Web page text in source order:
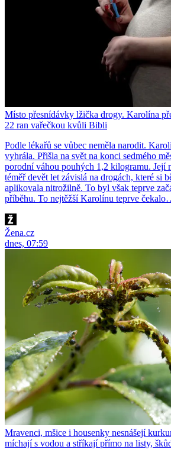
Místo přesnídávky lžička drogy. Karolína
22 ran vařečkou kvůli Bibli
Podle lékařů se vůbec neměla narodit.
vyhrála. Přišla na svět na konci sedmého
porodní váhou pouhých 1,2 kilogramu. Její
téměř devět let závislá na drogách, které si
aplikovala nitrožilně. To byl však teprve
příběhu. To nejtěžší Karolínu teprve
Žena.cz
dnes, 07:59
Mravenci, mšice i housenky nesnášejí
míchají s vodou a stříkají přímo na listy,